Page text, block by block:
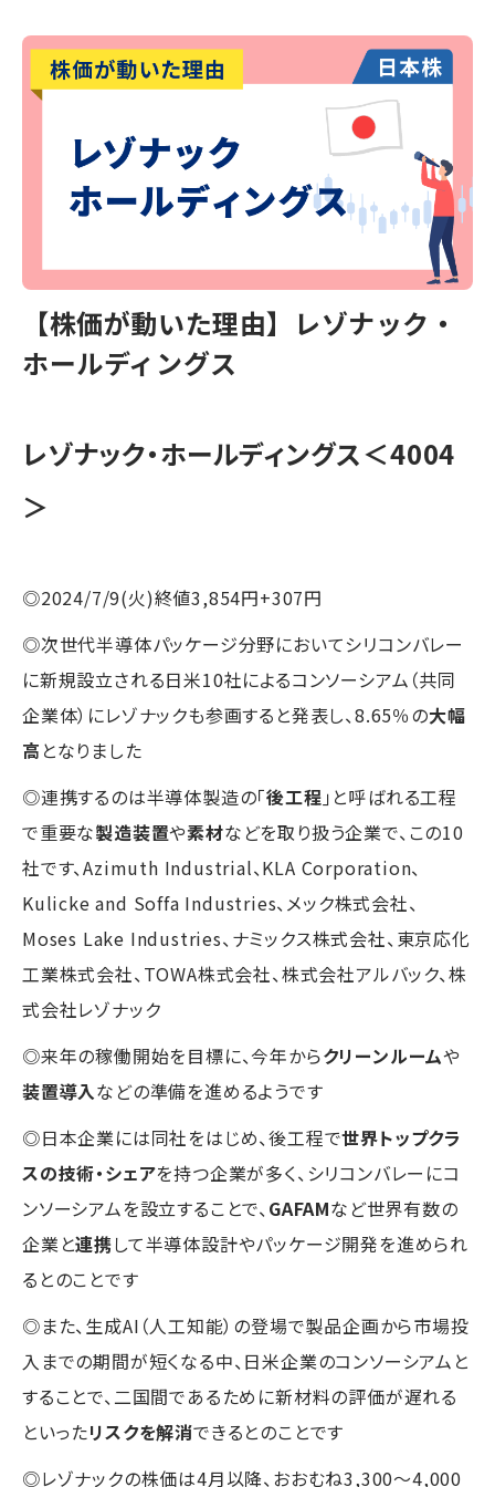
【株価が動いた理由】レゾナック・
ホールディングス
レゾナック・ホールディングス＜4004
＞
◎2024/7/9(火)終値3,854円+307円
◎次世代半導体パッケージ分野においてシリコンバレー
に新規設立される日米10社によるコンソーシアム（共同
企業体）にレゾナックも参画すると発表し、8.65％の大幅
高 となりました
◎連携するのは半導体製造の｢後工程 ｣と呼ばれる工程
で重要な製造装置や素材などを取り扱う企業で、この10
社です、Azimuth Industrial、KLA Corporation、
Kulicke and Soffa Industries、メック株式会社、
Moses Lake Industries、ナミックス株式会社、東京応化
工業株式会社、TOWA株式会社、株式会社アルバック、株
式会社レゾナック
◎来年の稼働開始を目標に、今年からクリーンルームや
装置導入などの準備を進めるようです
◎日本企業には同社をはじめ、後工程で世界トップクラ
スの技術・シェアを持つ企業が多く、シリコンバレーにコ
ンソーシアムを設立することで、 GAFAMなど世界有数の
企業と連携して半導体設計やパッケージ開発を進められ
るとのことです
◎また、生成AI（人工知能）の登場で製品企画から市場投
入までの期間が短くなる中、日米企業のコンソーシアムと
することで、二国間であるために新材料の評価が遅れる
といったリスクを解消できるとのことです
◎レゾナックの株価は4月以降、おおむね3,300～4,000